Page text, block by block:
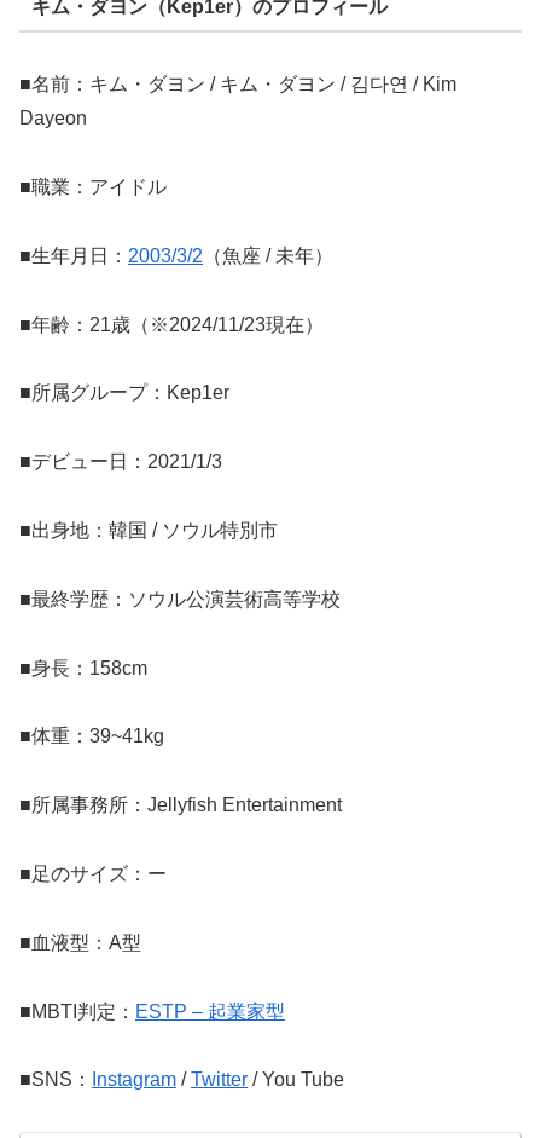
キム・ダヨン（Kep1er）のプロフィール
■名前：キム・ダヨン / キム・ダヨン / 김다연 / Kim
Dayeon
■職業：アイドル
■生年月日： 2003/3/2 （魚座 / 未年）
■年齢：21歳（※2024/11/23現在）
■所属グループ：Kep1er
■デビュー日：2021/1/3
■出身地：韓国 / ソウル特別市
■最終学歴：ソウル公演芸術高等学校
■身長：158cm
■体重：39~41kg
■所属事務所：Jellyfish Entertainment
■足のサイズ：ー
■血液型：A型
■MBTI判定： ESTP – 起業家型
■SNS： Instagram /Twitter / You Tube